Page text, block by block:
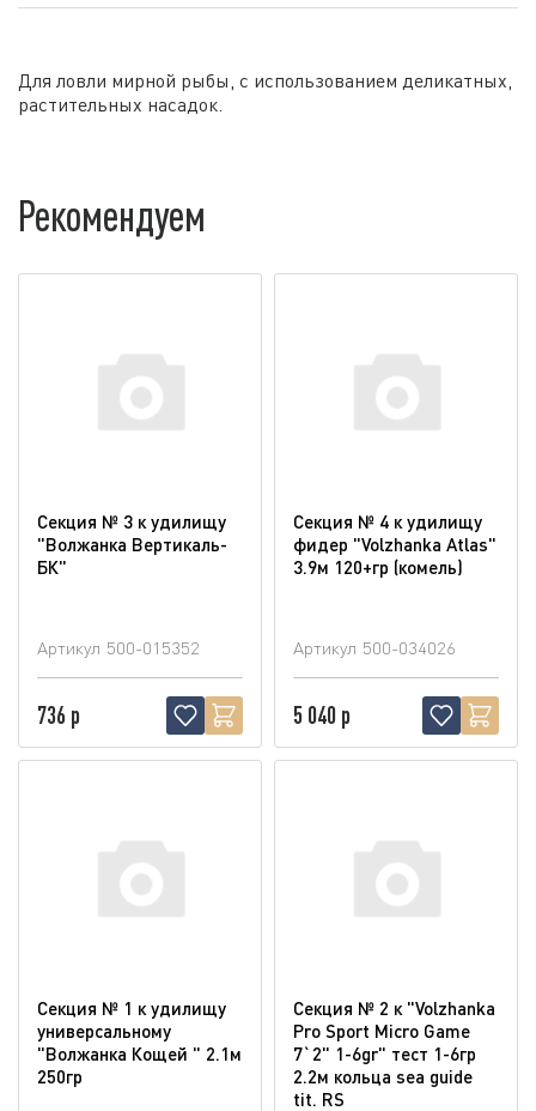
Для ловли мирной рыбы, с использованием деликатных,
растительных насадок.
Рекомендуем
Секция № 3 к удилищу
"Волжанка Вертикаль-
БК"
Артикул 500-015352
736 р
Секция № 4 к удилищу
фидер "Volzhanka Atlas"
3.9м 120+гр (комель)
Артикул 500-034026
5 040 р
Секция № 1 к удилищу
универсальному
"Волжанка Кощей " 2.1м
250гр
Секция № 2 к "Volzhanka
Pro Sport Micro Game
7`2" 1-6gr" тест 1-6гр
2.2м кольца sea guide
tit. RS